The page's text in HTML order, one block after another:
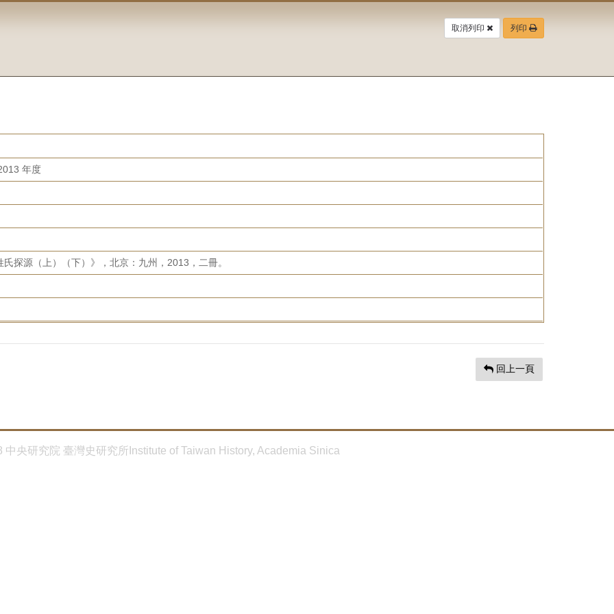
取消列印 列印
年度
氏探源（上）（下）》，北京：九州，2013，二冊。
回上一頁
中央研究院 臺灣史研究所Institute of Taiwan History, Academia Sinica